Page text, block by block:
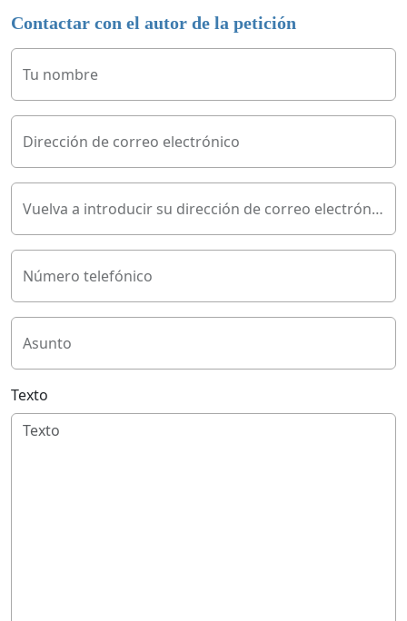
Contactar con el autor de la petición
Tu nombre
Dirección de correo electrónico
Vuelva a introducir su dirección de correo electrónico
Número telefónico
Asunto
Texto